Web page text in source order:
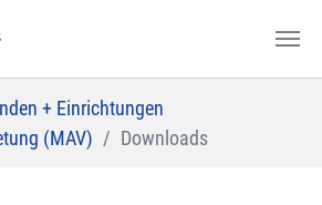
+ Einrichtungen
(MAV)
Downloads